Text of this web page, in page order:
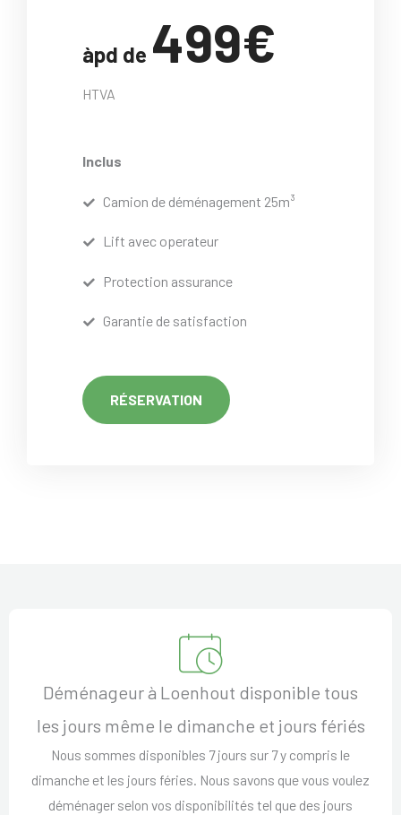
àpd de 499€
HTVA
Inclus
Camion de déménagement 25m³
Lift avec operateur
Protection assurance
Garantie de satisfaction
RÉSERVATION
Déménageur à Loenhout disponible tous
les jours même le dimanche et jours fériés
Nous sommes disponibles 7 jours sur 7 y compris le
dimanche et les jours féries. Nous savons que vous voulez
déménager selon vos disponibilités tel que des jours